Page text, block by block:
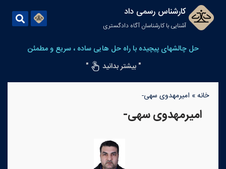
کارشناس رسمی داد
آشنایی با کارشناسان آگاه دادگستری
حل چالشهای پیچیده با راه حل هایی ساده ، سریع و مطمئن
" بیشتر بدانید
"
خانه» امیرمهدوی سهی-
امیرمهدوی سهی-